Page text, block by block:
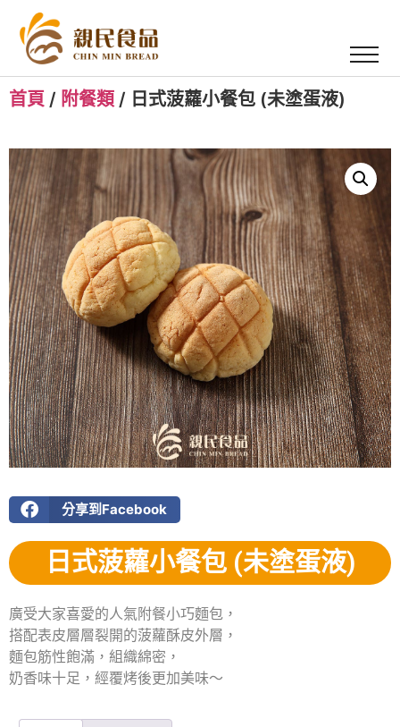
首頁 / 附餐類 / 日式菠蘿小餐包 (未塗蛋液)
分享到Facebook
日式菠蘿小餐包 (未塗蛋液)
廣受大家喜愛的人氣附餐小巧麵包，
搭配表皮層層裂開的菠蘿酥皮外層，
麵包筋性飽滿，組織綿密，
奶香味十足，經覆烤後更加美味～